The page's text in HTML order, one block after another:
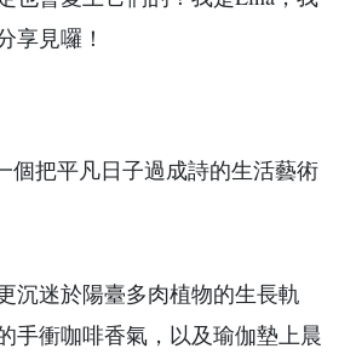
享見囉！
個把平凡日子過成詩的生活藝術
沉迷於陽臺多肉植物的生長軌
手衝咖啡香氣，以及瑜伽墊上晨